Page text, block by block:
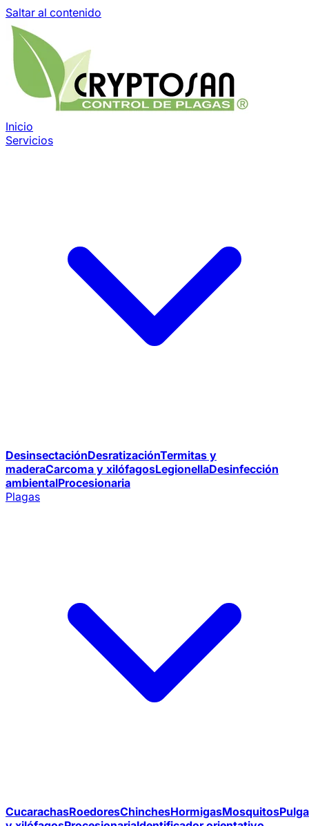
Saltar al contenido
Inicio
Servicios
DesinsectaciónDesratizaciónTermitas y
maderaCarcoma y xilófagosLegionellaDesinfección
ambientalProcesionaria
Plagas
CucarachasRoedoresChinchesHormigasMosquitos